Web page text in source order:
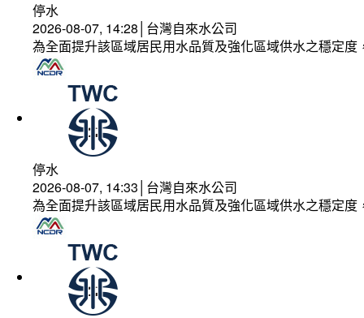
停水
2026-08-07, 14:28│台灣自來水公司
為全面提升該區域居民用水品質及強化區域供水之穩定
停水
2026-08-07, 14:33│台灣自來水公司
為全面提升該區域居民用水品質及強化區域供水之穩定